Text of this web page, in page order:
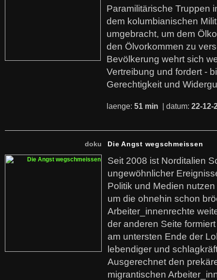
Paramilitärische Truppen
dem kolumbianischen
umgebracht, um dem
den Ölvorkommen zu
Bevölkerung wehrt sich
Vertreibung und fordert -
Gerechtigkeit und
laenge: 51 min | datum: 22-12-
doku Die Angst wegschmeissen
Seit 2008 ist Norditalien
ungewöhnlicher
Politik und Medien
um die ohnehin schon
Arbeiter_innenrechte
der anderen Seite
am untersten Ende der
lebendiger und
Ausgerechnet den
migrantischen